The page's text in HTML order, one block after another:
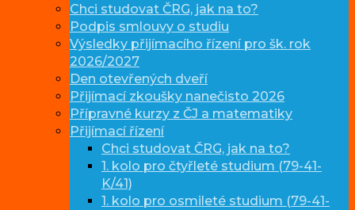
Chci studovat ČRG, jak na to?
Podpis smlouvy o studiu
Výsledky přijímacího řízení pro šk. rok
2026/2027
Den otevřených dveří
Přijímací zkoušky nanečisto 2026
Přípravné kurzy z ČJ a matematiky
Přijímací řízení
Chci studovat ČRG, jak na to?
1. kolo pro čtyřleté studium (79-41-
K/41)
1. kolo pro osmileté studium (79-41-